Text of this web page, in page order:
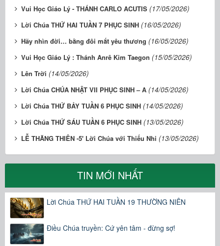
Vui Học Giáo Lý - THÁNH CARLO ACUTIS (17/05/2026)
Lời Chúa THỨ HAI TUẦN 7 PHỤC SINH (16/05/2026)
Hãy nhìn đời… bằng đôi mắt yêu thương (16/05/2026)
Vui Học Giáo Lý : Thánh Anrê Kim Taegon (15/05/2026)
Lên Trời (14/05/2026)
Lời Chúa CHÚA NHẬT VII PHỤC SINH – A (14/05/2026)
Lời Chúa THỨ BẢY TUẦN 6 PHỤC SINH (14/05/2026)
Lời Chúa THỨ SÁU TUẦN 6 PHỤC SINH (13/05/2026)
LỄ THĂNG THIÊN -5' Lời Chúa với Thiếu Nhi (13/05/2026)
TIN MỚI NHẤT
Lời Chúa THỨ HAI TUẦN 19 THƯỜNG NIÊN
Điều Chúa truyền: Cứ yên tâm - đừng sợ!